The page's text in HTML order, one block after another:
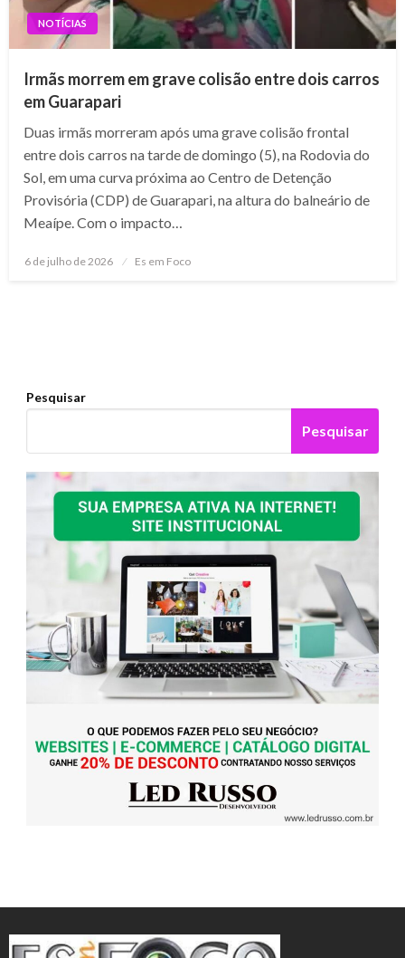
NOTÍCIAS
Irmãs morrem em grave colisão entre dois carros
em Guarapari
Duas irmãs morreram após uma grave colisão frontal
entre dois carros na tarde de domingo (5), na Rodovia do
Sol, em uma curva próxima ao Centro de Detenção
Provisória (CDP) de Guarapari, na altura do balneário de
Meaípe. Com o impacto…
Posted
6 de julho de 2026 Es em Foco
Pesquisar
Pesquisar